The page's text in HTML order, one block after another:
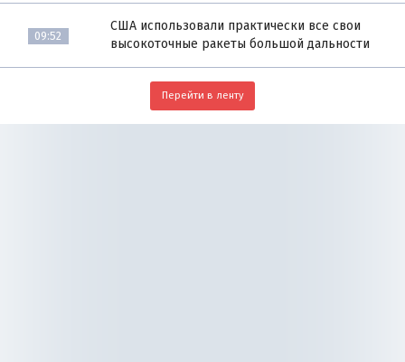
09:52
США использовали практически все свои
высокоточные ракеты большой дальности
Перейти в ленту